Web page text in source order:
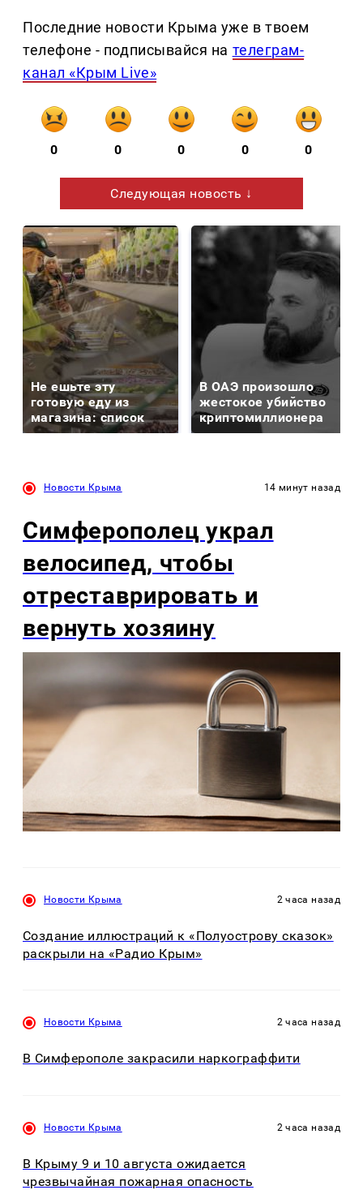
Последние новости Крыма уже в твоем
телефоне - подписывайся на телеграм-
канал «Крым Live»
0 0 0 0 0
Следующая новость ↓
Не ешьте эту
готовую еду из
магазина: список
В ОАЭ произошло
жестокое убийство
криптомиллионера
Новости Крыма 14 минут назад
Симферополец украл
велосипед, чтобы
отреставрировать и
вернуть хозяину
Новости Крыма 2 часа назад
Создание иллюстраций к «Полуострову сказок»
раскрыли на «Радио Крым»
Новости Крыма 2 часа назад
В Симферополе закрасили наркограффити
Новости Крыма 2 часа назад
В Крыму 9 и 10 августа ожидается
чрезвычайная пожарная опасность